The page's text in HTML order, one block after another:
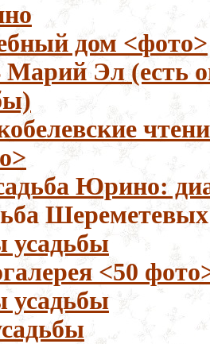
дом <фото>
Марий Эл (есть
Юрино:
усадьбы
<50
усадьбы